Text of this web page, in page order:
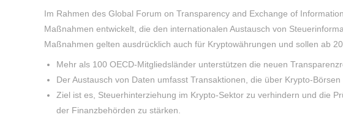
Im Rahmen des Global Forum on Transparency and Exchange of
Maßnahmen entwickelt, die den internationalen Austausch von
Maßnahmen gelten ausdrücklich auch für Kryptowährungen und sollen ab
Mehr als 100 OECD-Mitgliedsländer unterstützen die neuen
Der Austausch von Daten umfasst Transaktionen, die über Krypto-Börsen
Ziel ist es, Steuerhinterziehung im Krypto-Sektor zu verhindern und die
der Finanzbehörden zu stärken.